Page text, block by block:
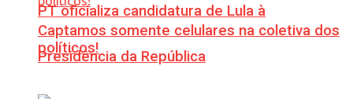
PT oficializa candidatura de Lula à
Presidência da República
Captamos somente celulares na coletiva dos
políticos!